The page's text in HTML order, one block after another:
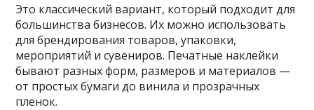
Это классический вариант, который подходит для
большинства бизнесов. Их можно использовать
для брендирования товаров, упаковки,
мероприятий и сувениров. Печатные наклейки
бывают разных форм, размеров и материалов —
от простых бумаги до винила и прозрачных
пленок.